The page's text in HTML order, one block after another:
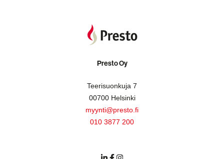
Presto Oy
Teerisuonkuja 7
00700 Helsinki
myynti@presto.fi
010 3877 200